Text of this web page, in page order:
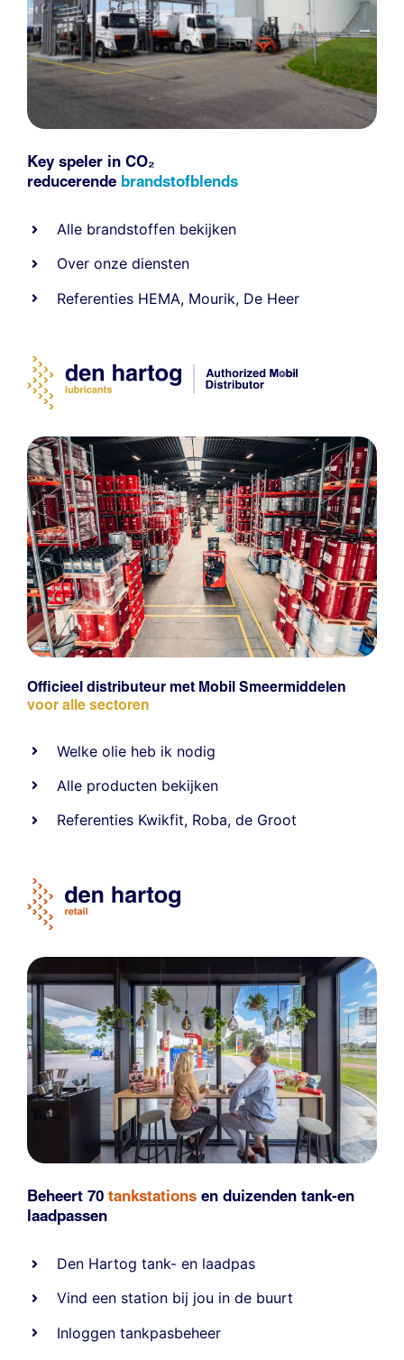
Key speler in CO₂
reducerende brandstofblends
Alle brandstoffen bekijken
Over onze diensten
Referenties HEMA, Mourik, De Heer
Officieel distributeur met Mobil Smeermiddelen
voor alle sectoren
Welke olie heb ik nodig
Alle producten bekijken
Referenties Kwikfit, Roba,de Groot
Beheert 70 tankstations en duizenden tank-en
laadpassen
Den Hartog tank- en laadpas
Vind een station bij jou in de buurt
Inloggen tankpasbeheer